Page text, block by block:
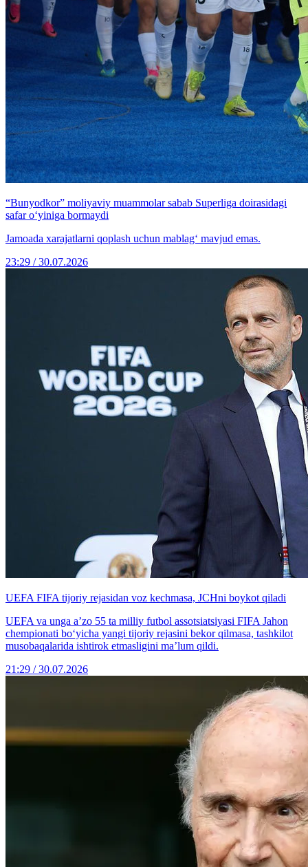
“Bunyodkor” moliyaviy muammolar sabab Superliga doirasidagi
safar o‘yiniga bormaydi
Jamoada xarajatlarni qoplash uchun mablag‘ mavjud emas.
23:29 / 30.07.2026
UEFA FIFA tijoriy rejasidan voz kechmasa, JCHni boykot qiladi
UEFA va unga a’zo 55 ta milliy futbol assotsiatsiyasi FIFA Jahon
chempionati bo‘yicha yangi tijoriy rejasini bekor qilmasa, tashkilot
musobaqalarida ishtirok etmasligini ma’lum qildi.
21:29 / 30.07.2026